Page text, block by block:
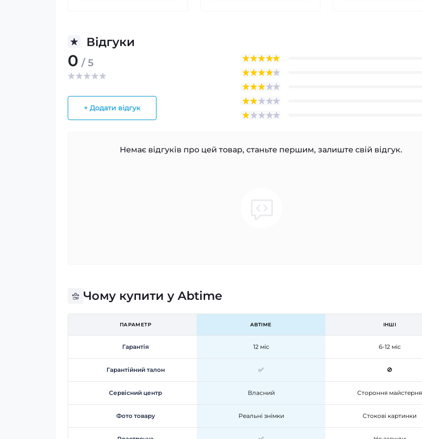
Відгуки
0 / 5
+ Додати відгук
Немає відгуків про цей товар, станьте першим, залиште свій відгук.
Чому купити у Abtime
ПАРАМЕТР ABTIME ІНШІ
Гарантія 12 міс 6-12 міс
Гарантійний талон ✅ 🚫
Сервісний центр Власний Стороння майстерня
Фото товару Реальні знімки Стокові картинки